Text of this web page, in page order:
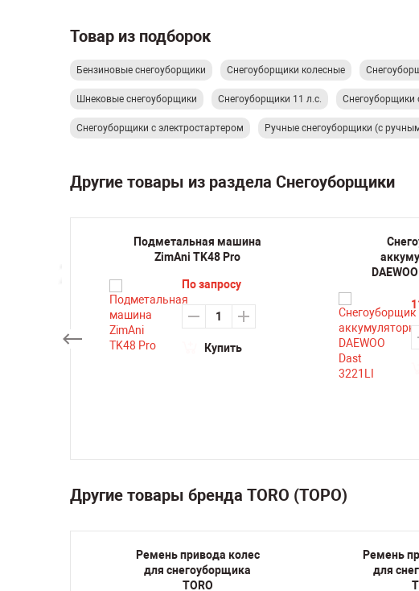
Товар из подборок
Бензиновые снегоуборщики Снегоуборщики колесные
Шнековые снегоуборщики Снегоуборщики 11 л.с. Снегоуборщики
Снегоуборщики с электростартером Ручные снегоуборщики (с
Другие товары из раздела Снегоуборщики
Подметальная машина
ZimAni TK48 Pro
По запросу
Купить
Другие товары бренда TORO (ТОРО)
Ремень привода колес
для снегоуборщика
TORO
Ремень
для